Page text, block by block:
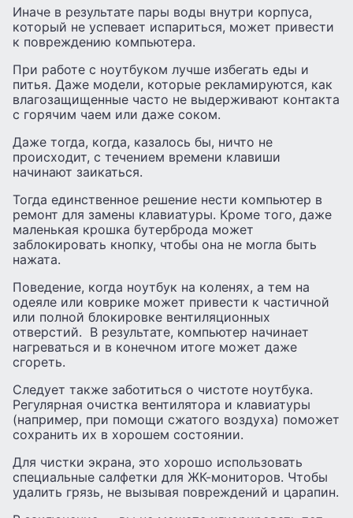
Иначе в результате пары воды внутри корпуса,
который не успевает испариться, может привести
к повреждению компьютера.
При работе с ноутбуком лучше избегать еды и
питья. Даже модели, которые рекламируются, как
влагозащищенные часто не выдерживают контакта
с горячим чаем или даже соком.
Даже тогда, когда, казалось бы, ничто не
происходит, с течением времени клавиши
начинают заикаться.
Тогда единственное решение нести компьютер в
ремонт для замены клавиатуры. Кроме того, даже
маленькая крошка бутерброда может
заблокировать кнопку, чтобы она не могла быть
нажата.
Поведение, когда ноутбук на коленях, а тем на
одеяле или коврике может привести к частичной
или полной блокировке вентиляционных
отверстий. В результате, компьютер начинает
нагреваться и в конечном итоге может даже
сгореть.
Следует также заботиться о чистоте ноутбука.
Регулярная очистка вентилятора и клавиатуры
(например, при помощи сжатого воздуха) поможет
сохранить их в хорошем состоянии.
Для чистки экрана, это хорошо использовать
специальные салфетки для ЖК-мониторов. Чтобы
удалить грязь, не вызывая повреждений и царапин.